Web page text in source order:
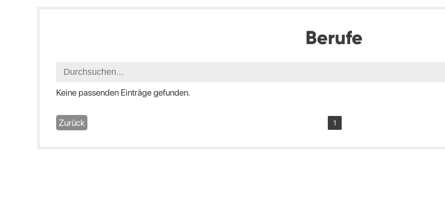
Berufe
Keine passenden Einträge gefunden.
Zurück 1